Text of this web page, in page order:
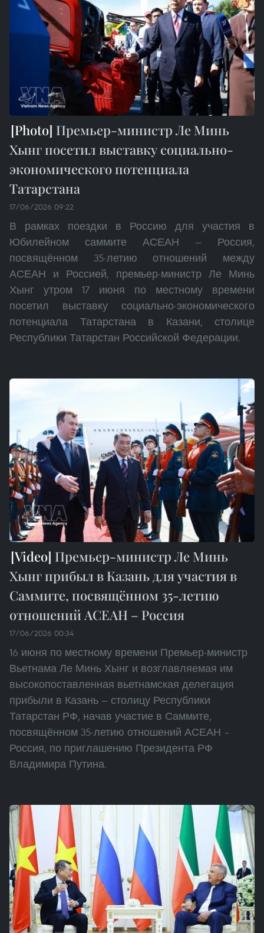
Премьер-министр Ле Минь
Хынг посетил выставку социально-
экономического потенциала
Татарстана
17/06/2026 09:22
В рамках поездки в Россию для участия в
Юбилейном саммите АСЕАН — Россия,
посвящённом 35-летию отношений между
АСЕАН и Россией, премьер-министр Ле Минь
Хынг утром 17 июня по местному времени
посетил выставку социально-экономического
потенциала Татарстана в Казани, столице
Республики Татарстан Российской Федерации.
Премьер-министр Ле Минь
Хынг прибыл в Казань для участия в
Саммите, посвящённом 35-летию
отношений АСЕАН – Россия
17/06/2026 00:34
16 июня по местному времени Премьер-министр
Вьетнама Ле Минь Хынг и возглавляемая им
высокопоставленная вьетнамская делегация
прибыли в Казань — столицу Республики
Татарстан РФ, начав участие в Саммите,
посвящённом 35-летию отношений АСЕАН –
Россия, по приглашению Президента РФ
Владимира Путина.